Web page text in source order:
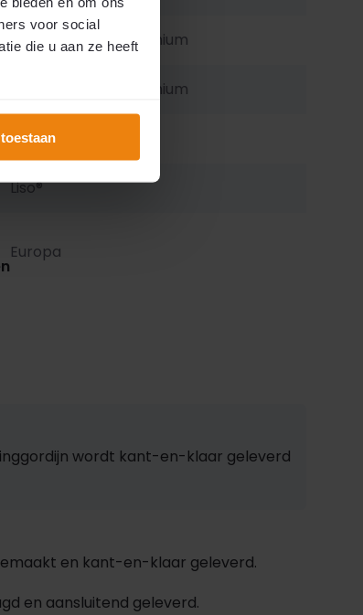
voor social
die u aan ze heeft
Geanodiseerd aluminium
Geanodiseerd aluminium
Aluminium
Liso®
Europa
wordt kant-en-klaar geleverd
en kant-en-klaar geleverd.
en aansluitend geleverd.